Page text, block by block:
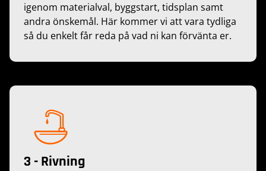
igenom materialval, byggstart, tidsplan samt
andra önskemål. Här kommer vi att vara tydliga
så du enkelt får reda på vad ni kan förvänta er.
3 - Rivning